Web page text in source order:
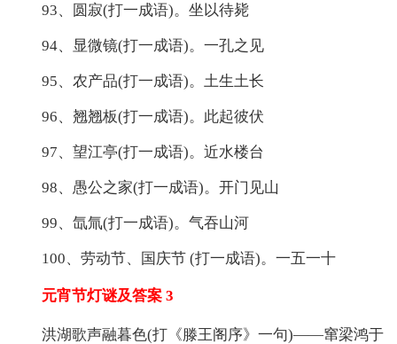
93、圆寂(打一成语)。坐以待毙
94、显微镜(打一成语)。一孔之见
95、农产品(打一成语)。土生土长
96、翘翘板(打一成语)。此起彼伏
97、望江亭(打一成语)。近水楼台
98、愚公之家(打一成语)。开门见山
99、氙氚(打一成语)。气吞山河
100、劳动节、国庆节 (打一成语)。一五一十
元宵节灯谜及答案 3
洪湖歌声融暮色(打《滕王阁序》一句)——窜梁鸿于